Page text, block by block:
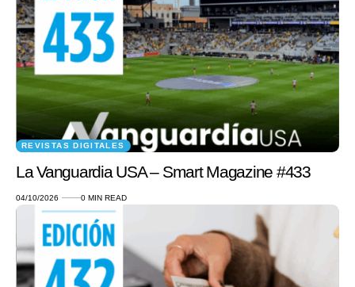
REVISTAS DIGITALES
La Vanguardia USA – Smart Magazine #433
04/10/2026 0 MIN READ